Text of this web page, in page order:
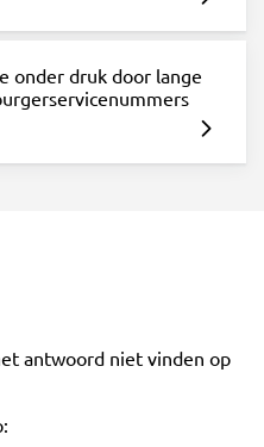
onder druk door lange
antwoord niet vinden op